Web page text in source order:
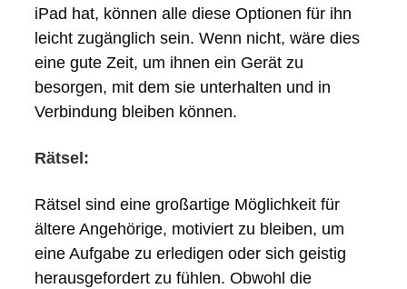
iPad hat, können alle diese Optionen für ihn
leicht zugänglich sein. Wenn nicht, wäre dies
eine gute Zeit, um ihnen ein Gerät zu
besorgen, mit dem sie unterhalten und in
Verbindung bleiben können.
Rätsel:
Rätsel sind eine großartige Möglichkeit für
ältere Angehörige, motiviert zu bleiben, um
eine Aufgabe zu erledigen oder sich geistig
herausgefordert zu fühlen. Obwohl die